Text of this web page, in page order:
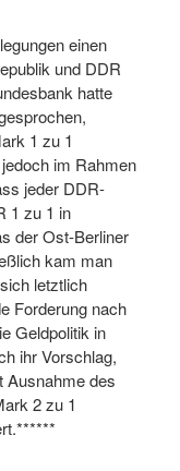
einen
und DDR
hatte
1 zu 1
im Rahmen
jeder DDR-
1 zu 1 in
der Ost-Berliner
kam man
letztlich
Forderung nach
Geldpolitik in
ihr Vorschlag,
Ausnahme des
2 zu 1